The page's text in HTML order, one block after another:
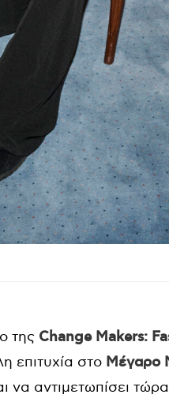
της Change Makers:
επιτυχία στο Μέγαρο
να αντιμετωπίσει